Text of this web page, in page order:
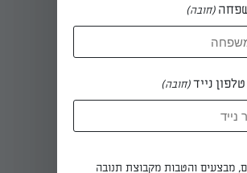
שני
ואת
עלה
מזהיב קלות מוציאים
(חובה)
נייד(חובה)
מבצעים והטבות מקבוצת תנובה